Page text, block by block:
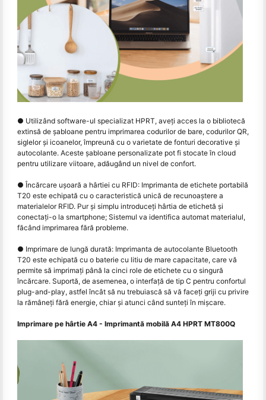
● Utilizând software-ul specializat HPRT, aveți acces la o bibliotecă
extinsă de șabloane pentru imprimarea codurilor de bare, codurilor QR,
siglelor și icoanelor, împreună cu o varietate de fonturi decorative și
autocolante. Aceste șabloane personalizate pot fi stocate în cloud
pentru utilizare viitoare, adăugând un nivel de confort.
● Încărcare ușoară a hârtiei cu RFID: Imprimanta de etichete portabilă
T20 este echipată cu o caracteristică unică de recunoaștere a
materialelor RFID. Pur și simplu introduceți hârtia de etichetă și
conectați-o la smartphone; Sistemul va identifica automat materialul,
făcând imprimarea fără probleme.
● Imprimare de lungă durată: Imprimanta de autocolante Bluetooth
T20 este echipată cu o baterie cu litiu de mare capacitate, care vă
permite să imprimaţi până la cinci role de etichete cu o singură
încărcare. Suportă, de asemenea, o interfață de tip C pentru confortul
plug-and-play, astfel încât să nu trebuiască să vă faceți griji cu privire
la rămâneți fără energie, chiar și atunci când sunteți în mișcare.
Imprimare pe hârtie A4 - Imprimantă mobilă A4 HPRT MT800Q